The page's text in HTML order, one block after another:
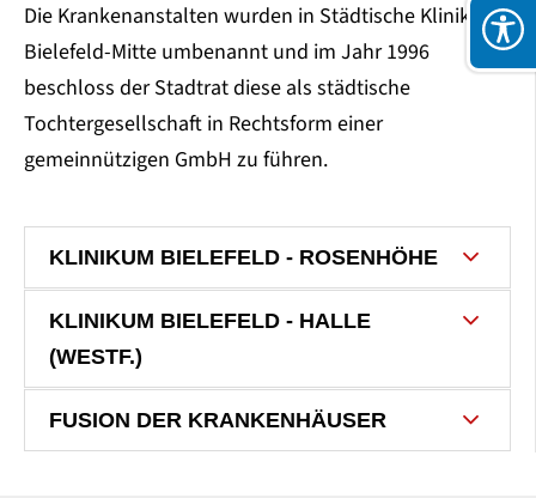
Die Krankenanstalten wurden in Städtische Kliniken
Bielefeld-Mitte umbenannt und im Jahr 1996
beschloss der Stadtrat diese als städtische
Tochtergesellschaft in Rechtsform einer
gemeinnützigen GmbH zu führen.
KLINIKUM BIELEFELD - ROSENHÖHE
KLINIKUM BIELEFELD - HALLE
(WESTF.)
FUSION DER KRANKENHÄUSER